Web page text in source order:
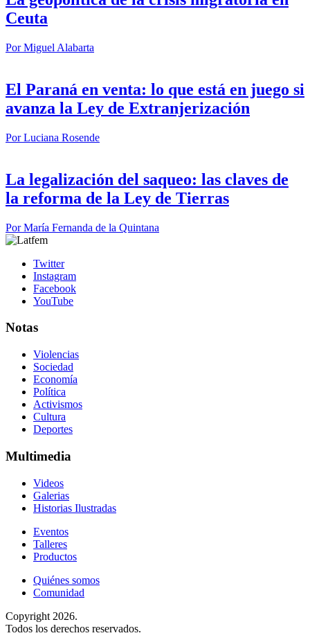
Ceuta
PorMiguel Alabarta
El Paraná en venta: lo que está en juego si
avanza la Ley de Extranjerización
PorLuciana Rosende
La legalización del saqueo: las claves de
la reforma de la Ley de Tierras
PorMaría Fernanda de la Quintana
Twitter
Instagram
Facebook
YouTube
Notas
Violencias
Sociedad
Economía
Política
Activismos
Cultura
Deportes
Multimedia
Videos
Galerias
Historias Ilustradas
Eventos
Talleres
Productos
Quiénes somos
Comunidad
Copyright 2026.
Todos los derechos reservados.